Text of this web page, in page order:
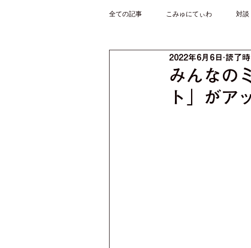
全ての記事 こみゅにてぃわ 対談
みんなの
ト」がア
2022年6月6日 読了